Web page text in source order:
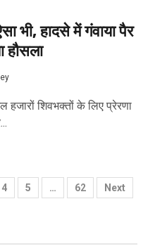
भी, हादसे में गंवाया पैर
हौसला
हजारों शिवभक्तों के लिए प्रेरणा
4 5 … 62 Next